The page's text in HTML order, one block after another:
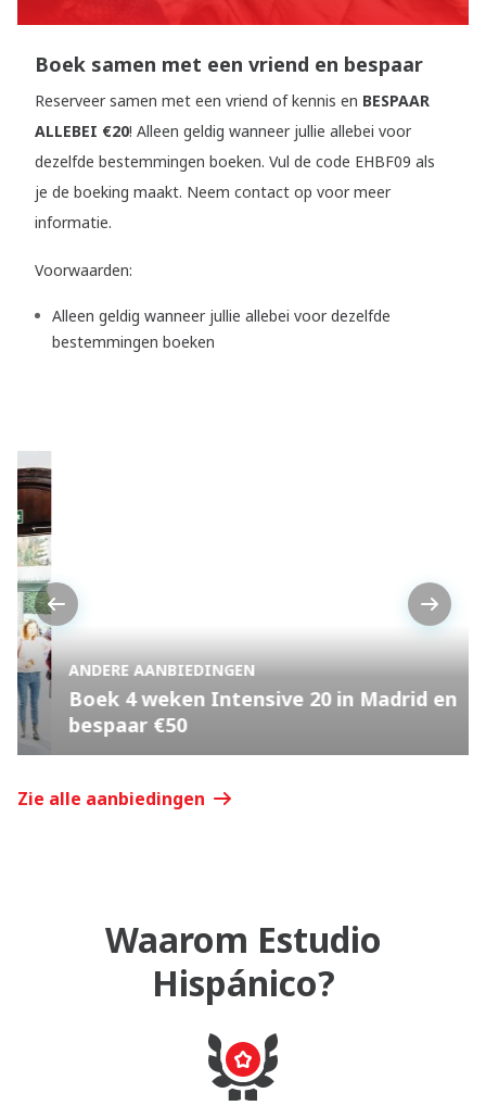
Boek samen met een vriend en bespaar
Reserveer samen met een vriend of kennis en BESPAAR
ALLEBEI €20! Alleen geldig wanneer jullie allebei voor
dezelfde bestemmingen boeken. Vul de code EHBF09 als
je de boeking maakt. Neem contact op voor meer
informatie.
Voorwaarden:
Alleen geldig wanneer jullie allebei voor dezelfde
bestemmingen boeken
ANDERE AANBIEDINGEN
Boek 4 weken Intensive 20 in Madrid en
bespaar €50
Zie alle aanbiedingen
Waarom Estudio
Hispánico?